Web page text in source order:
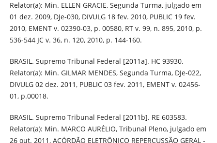
Relator(a): Min. ELLEN GRACIE, Segunda Turma, julgado em
01 dez. 2009, DJe-030, DIVULG 18 fev. 2010, PUBLIC 19 fev.
2010, EMENT v. 02390-03, p. 00580, RT v. 99, n. 895, 2010, p.
536-544 JC v. 36, n. 120, 2010, p. 144-160.
BRASIL. Supremo Tribunal Federal [2011a]. HC 93930.
Relator(a): Min. GILMAR MENDES, Segunda Turma, DJe-022,
DIVULG 02 dez. 2011, PUBLIC 03 fev. 2011, EMENT v. 02456-
01, p.00018.
BRASIL. Supremo Tribunal Federal [2011b]. RE 603583.
Relator(a): Min. MARCO AURÉLIO, Tribunal Pleno, julgado em
26 out. 2011, ACÓRDÃO ELETRÔNICO REPERCUSSÃO GERAL -